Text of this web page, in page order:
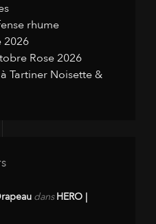
rhume
2026
Rose 2026
Tartiner Noisette &
dansHERO |